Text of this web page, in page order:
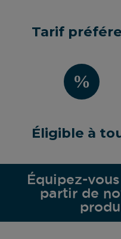
Tarif
Éligible à
Équipez-
partir de